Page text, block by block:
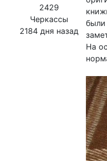
2429
Черкассы
2184 дня назад
были
На